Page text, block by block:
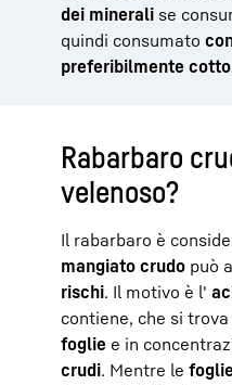
dei minerali se
quindi consumato
preferibilmente cotto
Rabarbaro
velenoso?
Il rabarbaro è
mangiato crudo può
rischi. Il motivo è l'
contiene, che si
foglie e in
crudi. Mentre le